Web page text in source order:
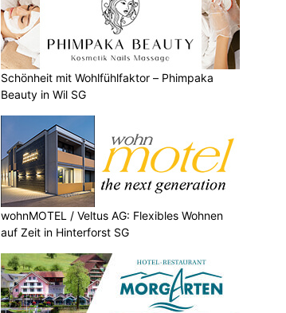
Schönheit mit Wohlfühlfaktor – Phimpaka
Beauty in Wil SG
wohnMOTEL / Veltus AG: Flexibles Wohnen
auf Zeit in Hinterforst SG